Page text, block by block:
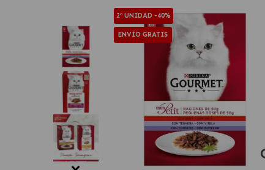
2ª UNIDAD -40%
ENVÍO GRATIS